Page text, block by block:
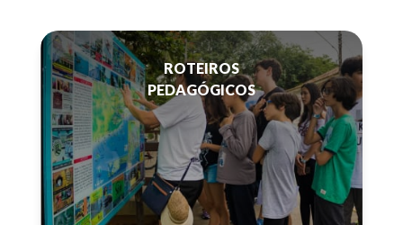
ROTEIROS
PEDAGÓGICOS